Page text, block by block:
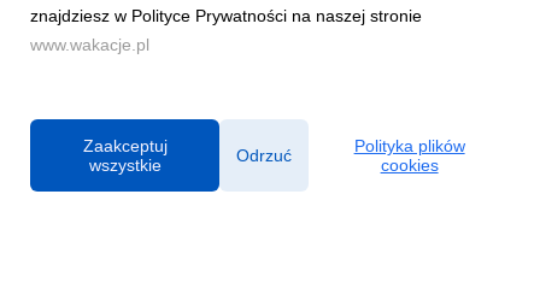
miejsce zamieszkania nie oznacza całkowitego odizolowania
się od spraw zawodowych. Z najnowszej analizy firmy
znajdziesz w Polityce Prywatności na naszej stronie
www.wakacje.pl
Zaakceptuj
wszystkie
Odrzuć
Polityka plików
cookies